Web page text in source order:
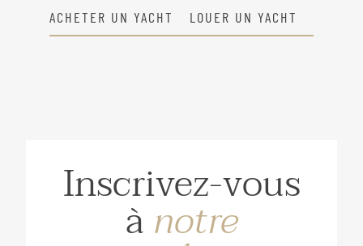
ACHETER UN YACHT LOUER UN YACHT
Inscrivez-vous
ànotre